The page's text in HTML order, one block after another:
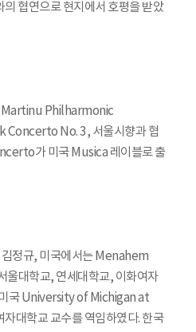
협연으로 현지에서 호평을 받았
Martinu Philharmonic
Concerto No. 3, 서울시향과 협
가 미국 Musica 레이블로 출
정규, 미국에서는 Menahem
울대학교, 연세대학교, 이화여자
국 University of Michigan at
대학교 교수를 역임하였다. 한국